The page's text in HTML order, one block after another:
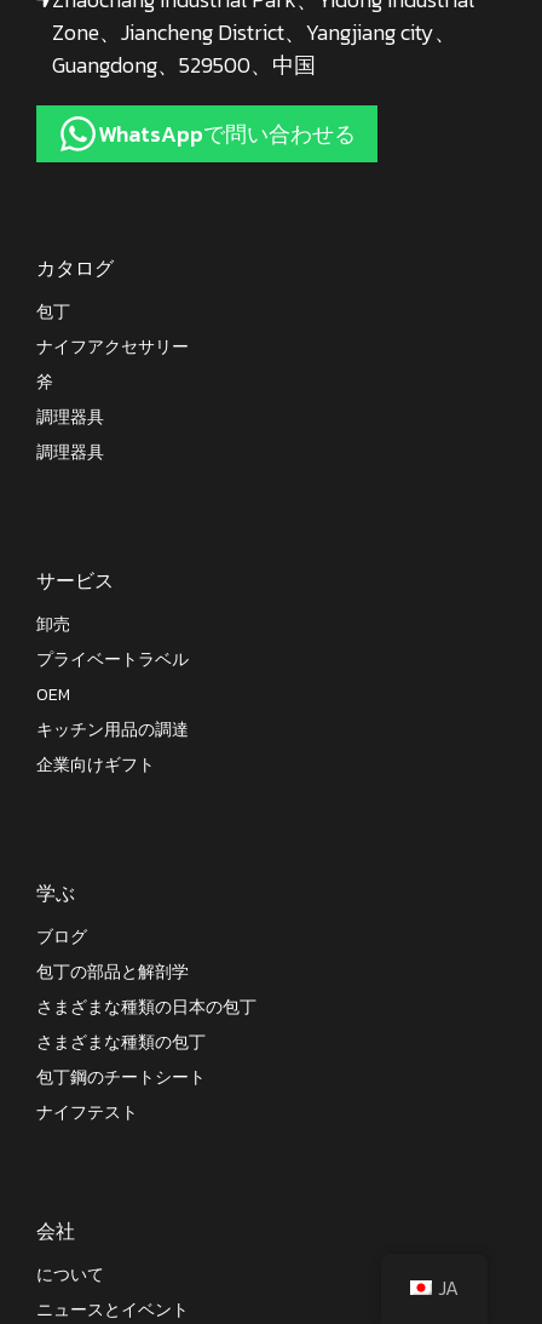
Zone、Jiancheng District、Yangjiang city、
Guangdong、529500、中国
WhatsAppで問い合わせる
カタログ
包丁
ナイフアクセサリー
斧
調理器具
調理器具
サービス
卸売
プライベートラベル
OEM
キッチン用品の調達
企業向けギフト
学ぶ
ブログ
包丁の部品と解剖学
さまざまな種類の日本の包丁
さまざまな種類の包丁
包丁鋼のチートシート
ナイフテスト
会社
について
ニュースとイベント
JA